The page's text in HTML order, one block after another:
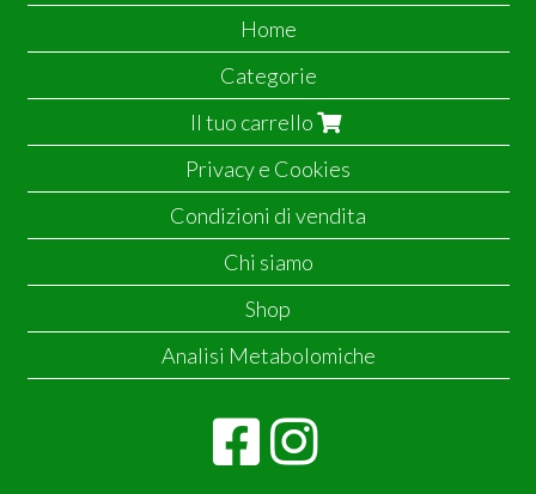
Home
Categorie
Il tuo carrello
Privacy e Cookies
Condizioni di vendita
Chi siamo
Shop
Analisi Metabolomiche